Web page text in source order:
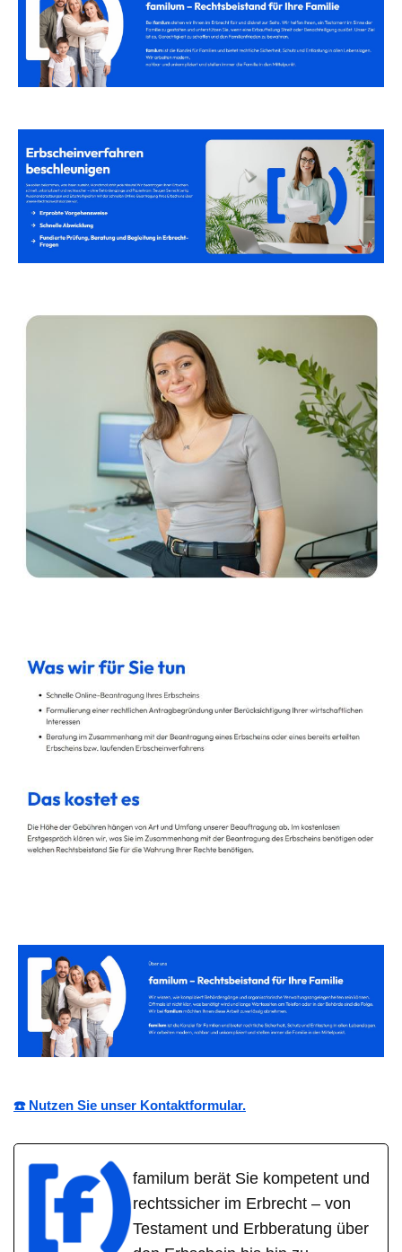
☎️ Nutzen Sie unser Kontaktformular.
familum berät Sie kompetent und
rechtssicher im Erbrecht – von
Testament und Erbberatung über